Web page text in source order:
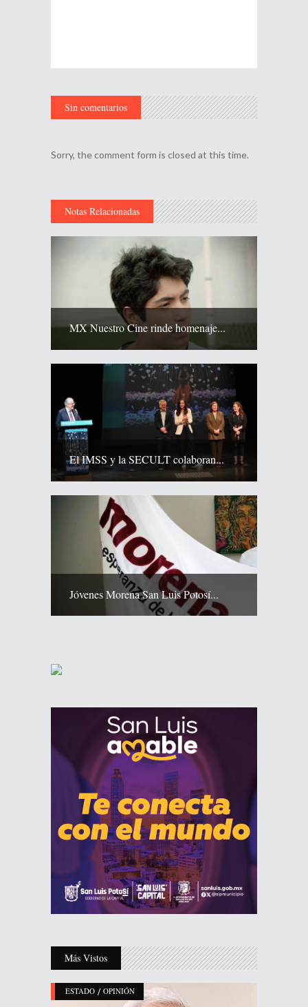
Sin comentarios
Sorry, the comment form is closed at this time.
Notas Relacionadas
MX Nuestro Cine rinde homenaje...
El IMSS y la SECULT colaboran...
Jóvenes Morena San Luis Potosí...
Más Vistos
ESTADO / OPINIÓN